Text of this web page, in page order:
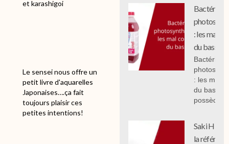
et karashigoi
Le sensei nous offre un
petit livre d'aquarelles
Japonaises….ça fait
toujours plaisir ces
petites intentions!
Bactéries
: les mal
du bassin.
Bactéries
: les mal
du bassin,
possèdent
Saki
la